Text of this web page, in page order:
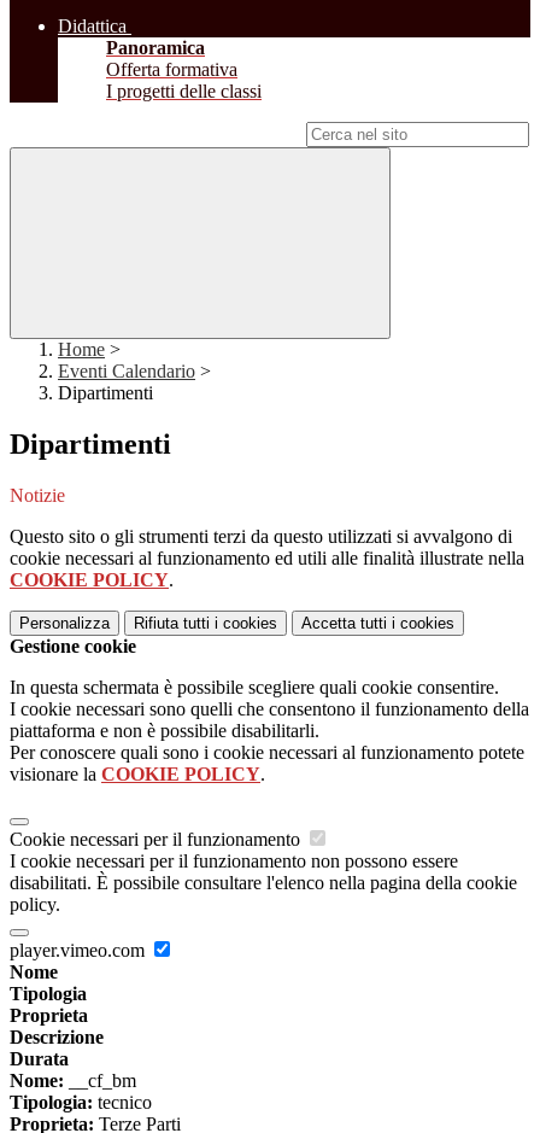
Didattica
Panoramica
Offerta formativa
I progetti delle classi
Home >
Eventi Calendario >
Dipartimenti
Dipartimenti
Notizie
Questo sito o gli strumenti terzi da questo utilizzati si avvalgono di
cookie necessari al funzionamento ed utili alle finalità illustrate nella
COOKIE POLICY.
Personalizza Rifiuta tutti i cookies Accetta tutti i cookies
Gestione cookie
In questa schermata è possibile scegliere quali cookie consentire.
I cookie necessari sono quelli che consentono il funzionamento della
piattaforma e non è possibile disabilitarli.
Per conoscere quali sono i cookie necessari al funzionamento potete
visionare la COOKIE POLICY.
Cookie necessari per il funzionamento
I cookie necessari per il funzionamento non possono essere
disabilitati. È possibile consultare l'elenco nella pagina della cookie
policy.
player.vimeo.com
Nome
Tipologia
Proprieta
Descrizione
Durata
Nome: __cf_bm
Tipologia: tecnico
Proprieta: Terze Parti